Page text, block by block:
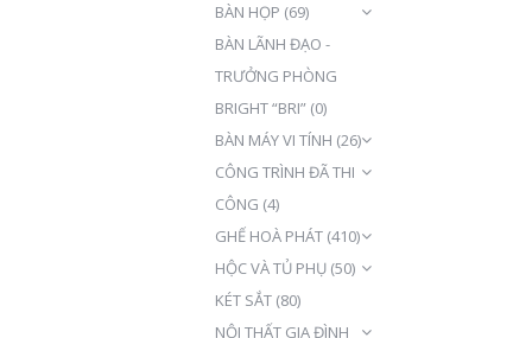
BÀN HỌP (69)
BÀN LÃNH ĐẠO -
TRƯỞNG PHÒNG
BRIGHT “BRI” (0)
BÀN MÁY VI TÍNH (26)
CÔNG TRÌNH ĐÃ THI
CÔNG (4)
GHẾ HOÀ PHÁT (410)
HỘC VÀ TỦ PHỤ (50)
KÉT SẮT (80)
NỘI THẤT GIA ĐÌNH